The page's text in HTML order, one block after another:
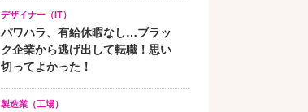
デザイナー（IT）
パワハラ、有給休暇なし…ブラッ
ク企業から逃げ出して転職！思い
切ってよかった！
製造業（工場）